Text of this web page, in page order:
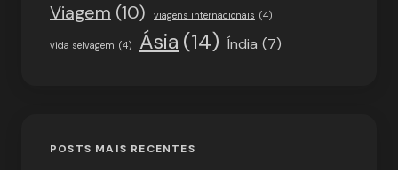
Viagem (10) viagens internacionais (4)
vida selvagem (4) Ásia (14) Índia (7)
POSTS MAIS RECENTES